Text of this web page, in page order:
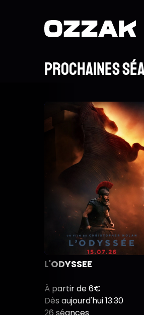
Prochaines
L'ODYSSEE
À partir de 6€
Dès aujourd'hui 13:30
26 séances